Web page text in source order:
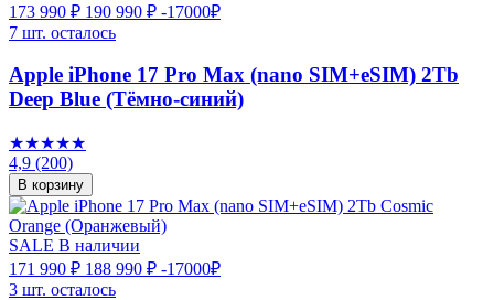
173 990 ₽ 190 990 ₽ -17000₽
7 шт. осталось
Apple iPhone 17 Pro Max (nano SIM+eSIM) 2Tb
Deep Blue (Тёмно-синий)
★★★★★
4,9 (200)
В корзину
SALE В наличии
171 990 ₽ 188 990 ₽ -17000₽
3 шт. осталось